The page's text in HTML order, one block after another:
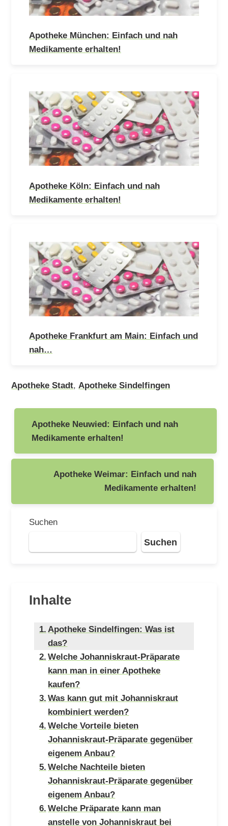
Apotheke München: Einfach und nah
Medikamente erhalten!
Apotheke Köln: Einfach und nah
Medikamente erhalten!
Apotheke Frankfurt am Main: Einfach und
nah…
Apotheke Stadt,Apotheke Sindelfingen
Beitragsnavigation
Apotheke Neuwied: Einfach und nah
Medikamente erhalten!
Apotheke Weimar: Einfach und nah
Medikamente erhalten!
Suchen
Suchen
Inhalte
Apotheke Sindelfingen: Was ist
das?
Welche Johanniskraut-Präparate
kann man in einer Apotheke
kaufen?
Was kann gut mit Johanniskraut
kombiniert werden?
Welche Vorteile bieten
Johanniskraut-Präparate gegenüber
eigenem Anbau?
Welche Nachteile bieten
Johanniskraut-Präparate gegenüber
eigenem Anbau?
Welche Präparate kann man
anstelle von Johanniskraut bei